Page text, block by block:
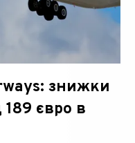
знижки
євро в